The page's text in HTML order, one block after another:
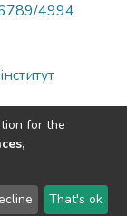
4994
LYRASIS
for the
That's ok